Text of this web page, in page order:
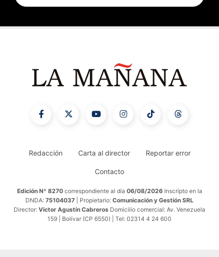
Redacción Carta al director Reportar error
Contacto
Edición Nº 8270 correspondiente al día 06/08/2026 Inscripto en la
DNDA: 75104037 | Propietario: Comunicación y Gestión SRL
Director: Victor Agustín Cabreros Domicilio comercial: Av. Venezuela
159 | Bolívar (CP 6550) | Tel: 02314 4 24 600